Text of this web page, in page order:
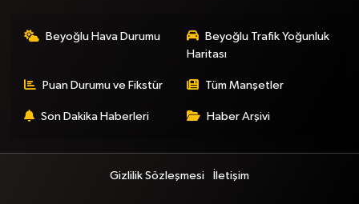
Beyoğlu Hava Durumu
Beyoğlu Trafik Yoğunluk
Haritası
Puan Durumu ve Fikstür Tüm Manşetler
Son Dakika Haberleri Haber Arşivi
Gizlilik Sözleşmesi İletişim